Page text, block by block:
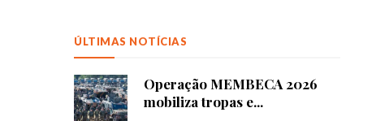
ÚLTIMAS NOTÍCIAS
Operação MEMBECA 2026
mobiliza tropas e...